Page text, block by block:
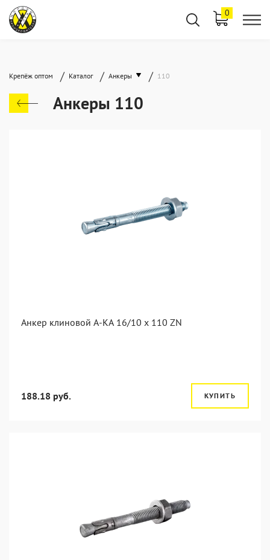
0
Крепёж оптом / Каталог / Анкеры / 110
Анкеры 110
Анкер клиновой А-КА 16/10 x 110 ZN
188.18 руб. КУПИТЬ